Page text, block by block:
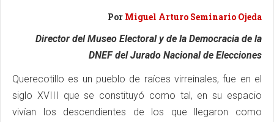
Por Miguel Arturo Seminario Ojeda
Director del Museo Electoral y de la Democracia de la
DNEF del Jurado Nacional de Elecciones
Querecotillo es un pueblo de raíces virreinales, fue en el
siglo XVIII que se constituyó como tal, en su espacio
vivían los descendientes de los que llegaron como